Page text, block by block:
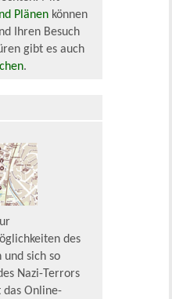
Plänen können
Ihren Besuch
gibt es auch
.
des
und sich so
Nazi-Terrors
das Online-